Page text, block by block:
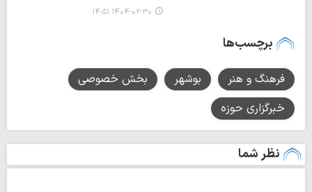
۱۴۰۴-۰۲-۳۰ ۱۴:۵۱
برچسب‌ها
فرهنگ و هنر بوشهر
بخش خصوصی
خبرگزاری حوزه
نظر شما